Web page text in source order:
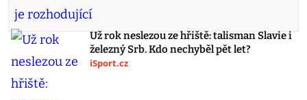
Už rok neslezou ze hřiště: talisman Slavie i
železný Srb. Kdo nechyběl pět let?
iSport.cz